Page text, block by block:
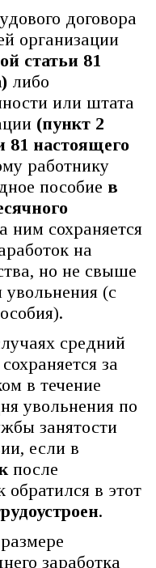
договора
организации
статьи 81
либо
или штата
(пункт 2
81 настоящего
работнику
пособие в
ним сохраняется
на
но не свыше
увольнения (с
средний
за
в течение
увольнения по
занятости
если в
после
обратился в этот
.
заработка